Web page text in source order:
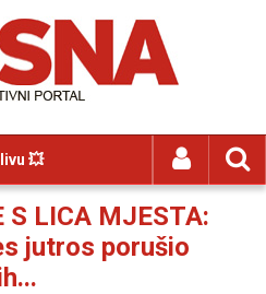
💥
S LICA MJESTA:
jutros porušio